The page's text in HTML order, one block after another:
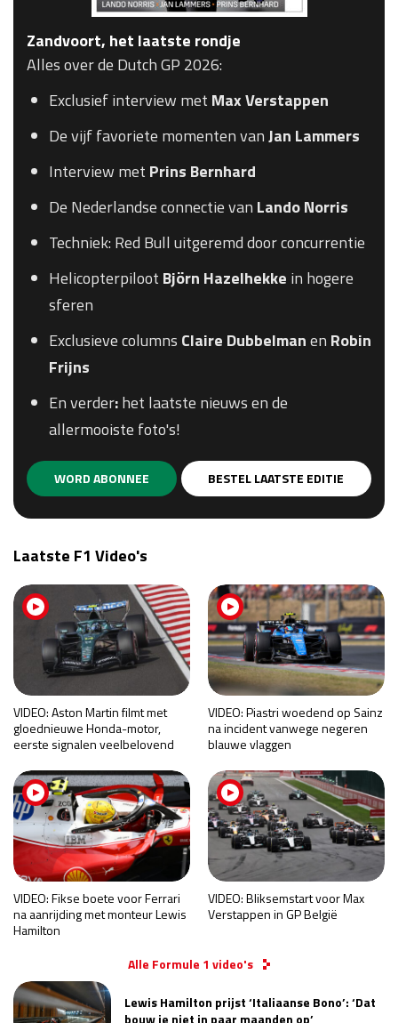
Zandvoort, het laatste rondje
Alles over de Dutch GP 2026:
Exclusief interview met Max Verstappen
De vijf favoriete momenten vanJan Lammers
Interview met Prins Bernhard
De Nederlandse connectie van Lando Norris
Techniek: Red Bull uitgeremd door concurrentie
Helicopterpiloot Björn Hazelhekke in hogere
sferen
Exclusieve columns Claire Dubbelmanen Robin
Frijns
En verder:het laatste nieuws en de
allermooiste foto's!
WORD ABONNEE BESTEL LAATSTE EDITIE
Laatste F1 Video's
VIDEO: Aston Martin filmt met
gloednieuwe Honda-motor,
eerste signalen veelbelovend
VIDEO: Piastri woedend op Sainz
na incident vanwege negeren
blauwe vlaggen
VIDEO: Fikse boete voor Ferrari
na aanrijding met monteur Lewis
Hamilton
VIDEO: Bliksemstart voor Max
Verstappen in GP België
Alle Formule 1 video's
Lewis Hamilton prijst ‘Italiaanse Bono’: ‘Dat
bouw je niet in paar maanden op’